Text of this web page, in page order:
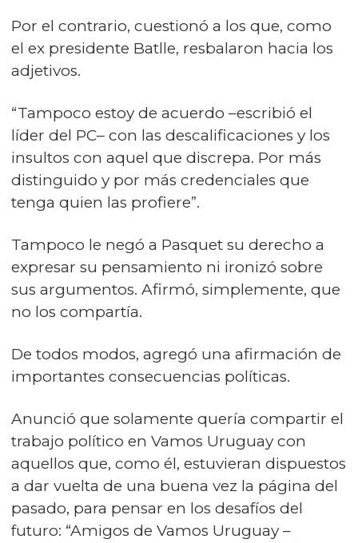
Por el contrario, cuestionó a los que, como
el ex presidente Batlle, resbalaron hacia los
adjetivos.
“Tampoco estoy de acuerdo –escribió el
líder del PC– con las descalificaciones y los
insultos con aquel que discrepa. Por más
distinguido y por más credenciales que
tenga quien las profiere”.
Tampoco le negó a Pasquet su derecho a
expresar su pensamiento ni ironizó sobre
sus argumentos. Afirmó, simplemente, que
no los compartía.
De todos modos, agregó una afirmación de
importantes consecuencias políticas.
Anunció que solamente quería compartir el
trabajo político en Vamos Uruguay con
aquellos que, como él, estuvieran dispuestos
a dar vuelta de una buena vez la página del
pasado, para pensar en los desafíos del
futuro: “Amigos de Vamos Uruguay –